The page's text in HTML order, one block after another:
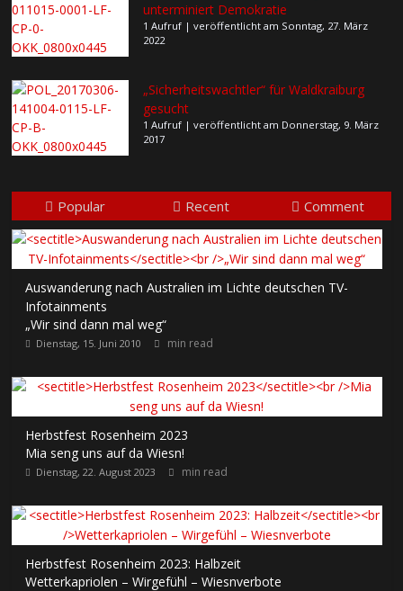
unterminiert Demokratie
1 Aufruf |veröffentlicht am Sonntag, 27. März
2022
„Sicherheitswachtler“ für Waldkraiburg
gesucht
1 Aufruf |veröffentlicht am Donnerstag, 9. März
2017
Popular Recent Comment
Auswanderung nach Australien im Lichte deutschen TV-
Infotainments
„Wir sind dann mal weg“
Dienstag, 15. Juni 2010 min read
Herbstfest Rosenheim 2023
Mia seng uns auf da Wiesn!
Dienstag, 22. August 2023 min read
Herbstfest Rosenheim 2023: Halbzeit
Wetterkapriolen – Wirgefühl – Wiesnverbote